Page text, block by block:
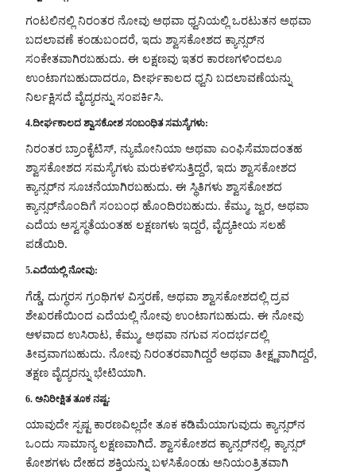
ಗಂಟಲಿನಲ್ಲಿ ನಿರಂತರ ನೋವು ಅಥವಾ ಧ್ವನಿಯಲ್ಲಿ ಒರಟುತನ ಅಥವಾ
ಬದಲಾವಣೆ ಕಂಡುಬಂದರೆ, ಇದು ಶ್ವಾಸಕೋಶದ ಕ್ಯಾನ್ಸರ್‌ನ
ಸಂಕೇತವಾಗಿರಬಹುದು. ಈ ಲಕ್ಷಣವು ಇತರ ಕಾರಣಗಳಿಂದಲೂ
ಉಂಟಾಗಬಹುದಾದರೂ, ದೀರ್ಘಕಾಲದ ಧ್ವನಿ ಬದಲಾವಣೆಯನ್ನು
ನಿರ್ಲಕ್ಷಿಸದೆ ವೈದ್ಯರನ್ನು ಸಂಪರ್ಕಿಸಿ.
4.ದೀರ್ಘಕಾಲದ ಶ್ವಾಸಕೋಶ ಸಂಬಂಧಿತ ಸಮಸ್ಯೆಗಳು:
ನಿರಂತರ ಬ್ರಾಂಕೈಟಿಸ್, ನ್ಯುಮೋನಿಯಾ ಅಥವಾ ಎಂಫಿಸೆಮಾದಂತಹ
ಶ್ವಾಸಕೋಶದ ಸಮಸ್ಯೆಗಳು ಮರುಕಳಿಸುತ್ತಿದ್ದರೆ, ಇದು ಶ್ವಾಸಕೋಶದ
ಕ್ಯಾನ್ಸರ್‌ನ ಸೂಚನೆಯಾಗಿರಬಹುದು. ಈ ಸ್ಥಿತಿಗಳು ಶ್ವಾಸಕೋಶದ
ಕ್ಯಾನ್ಸರ್‌ನೊಂದಿಗೆ ಸಂಬಂಧ ಹೊಂದಿರಬಹುದು. ಕೆಮ್ಮು, ಜ್ವರ, ಅಥವಾ
ಎದೆಯ ಅಸ್ವಸ್ಥತೆಯಂತಹ ಲಕ್ಷಣಗಳು ಇದ್ದರೆ, ವೈದ್ಯಕೀಯ ಸಲಹೆ
ಪಡೆಯಿರಿ.
5.ಎದೆಯಲ್ಲಿ ನೋವು:
ಗೆಡ್ಡೆ, ದುಗ್ಧರಸ ಗ್ರಂಥಿಗಳ ವಿಸ್ತರಣೆ, ಅಥವಾ ಶ್ವಾಸಕೋಶದಲ್ಲಿ ದ್ರವ
ಶೇಖರಣೆಯಿಂದ ಎದೆಯಲ್ಲಿ ನೋವು ಉಂಟಾಗಬಹುದು. ಈ ನೋವು
ಆಳವಾದ ಉಸಿರಾಟ, ಕೆಮ್ಮು, ಅಥವಾ ನಗುವ ಸಂದರ್ಭದಲ್ಲಿ
ತೀವ್ರವಾಗಬಹುದು. ನೋವು ನಿರಂತರವಾಗಿದ್ದರೆ ಅಥವಾ ತೀಕ್ಷ್ಣವಾಗಿದ್ದರೆ,
ತಕ್ಷಣ ವೈದ್ಯರನ್ನು ಭೇಟಿಯಾಗಿ.
6. ಅನಿರೀಕ್ಷಿತ ತೂಕ ನಷ್ಟ:
ಯಾವುದೇ ಸ್ಪಷ್ಟ ಕಾರಣವಿಲ್ಲದೇ ತೂಕ ಕಡಿಮೆಯಾಗುವುದು ಕ್ಯಾನ್ಸರ್‌ನ
ಒಂದು ಸಾಮಾನ್ಯ ಲಕ್ಷಣವಾಗಿದೆ. ಶ್ವಾಸಕೋಶದ ಕ್ಯಾನ್ಸರ್‌ನಲ್ಲಿ, ಕ್ಯಾನ್ಸರ್
ಕೋಶಗಳು ದೇಹದ ಶಕ್ತಿಯನ್ನು ಬಳಸಿಕೊಂಡು ಅನಿಯಂತ್ರಿತವಾಗಿ